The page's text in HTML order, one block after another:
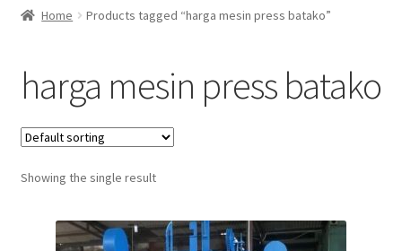
Cart
Checkout
Kontak Kami
My account
Home Products tagged “harga mesin press batako”
harga mesin press batako
Showing the single result